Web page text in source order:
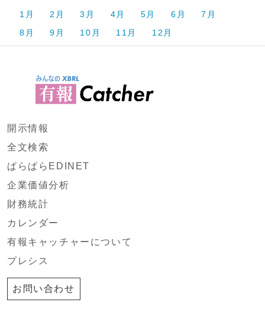
1月 2月 3月 4月 5月 6月
7月
8月
9月 10月 11月 12月
開示情報
全文検索
ぱらぱらEDINET
企業価値分析
財務統計
カレンダー
有報キャッチャーについて
プレシス
お問い合わせ